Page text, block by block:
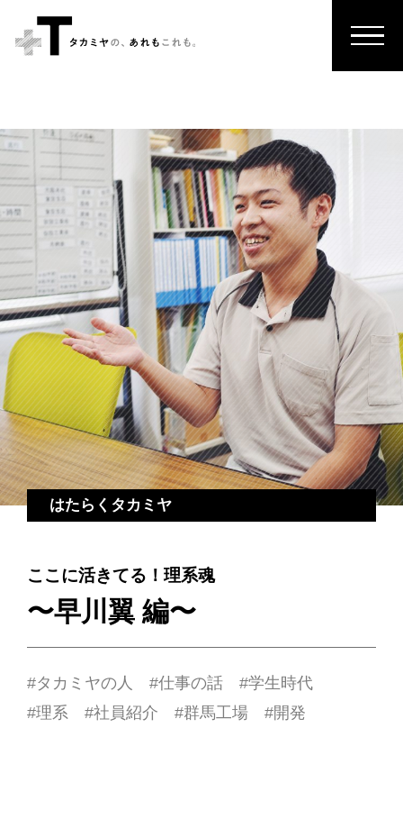
はたらくタカミヤ
ここに活きてる！理系魂
〜早川翼 編〜
タカミヤの人 仕事の話
学生時代
理系
社員紹介 群馬工場 開発